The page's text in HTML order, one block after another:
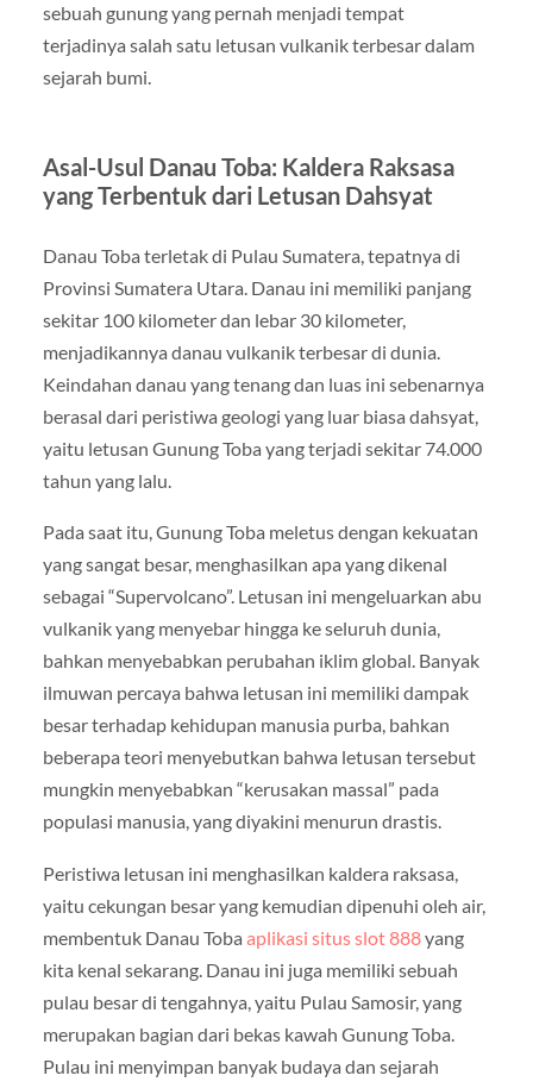
sebuah gunung yang pernah menjadi tempat
terjadinya salah satu letusan vulkanik terbesar dalam
sejarah bumi.
Asal-Usul Danau Toba: Kaldera Raksasa
yang Terbentuk dari Letusan Dahsyat
Danau Toba terletak di Pulau Sumatera, tepatnya di
Provinsi Sumatera Utara. Danau ini memiliki panjang
sekitar 100 kilometer dan lebar 30 kilometer,
menjadikannya danau vulkanik terbesar di dunia.
Keindahan danau yang tenang dan luas ini sebenarnya
berasal dari peristiwa geologi yang luar biasa dahsyat,
yaitu letusan Gunung Toba yang terjadi sekitar 74.000
tahun yang lalu.
Pada saat itu, Gunung Toba meletus dengan kekuatan
yang sangat besar, menghasilkan apa yang dikenal
sebagai “Supervolcano”. Letusan ini mengeluarkan abu
vulkanik yang menyebar hingga ke seluruh dunia,
bahkan menyebabkan perubahan iklim global. Banyak
ilmuwan percaya bahwa letusan ini memiliki dampak
besar terhadap kehidupan manusia purba, bahkan
beberapa teori menyebutkan bahwa letusan tersebut
mungkin menyebabkan “kerusakan massal” pada
populasi manusia, yang diyakini menurun drastis.
Peristiwa letusan ini menghasilkan kaldera raksasa,
yaitu cekungan besar yang kemudian dipenuhi oleh air,
membentuk Danau Toba aplikasi situs slot 888yang
kita kenal sekarang. Danau ini juga memiliki sebuah
pulau besar di tengahnya, yaitu Pulau Samosir, yang
merupakan bagian dari bekas kawah Gunung Toba.
Pulau ini menyimpan banyak budaya dan sejarah